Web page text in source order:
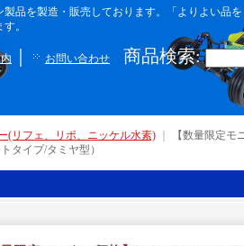
品を製造・販売しております。「よりよい品
。
お問い合わせ 商品検索:
(リフェ、リポ、ニッケル水素)
【数量限定モ
タイプ/タミヤ型）